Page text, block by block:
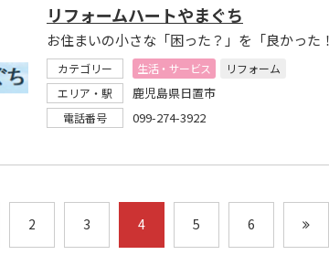
リフォームハートやまぐち
カテゴリー 生活・サービス
リフォーム
エリア・駅
鹿児島県日置市
電話番号 099-274-3922
2 3 4 5 6